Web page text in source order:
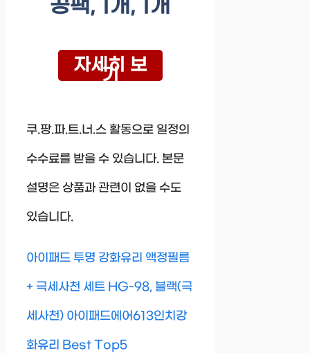
공팩, 1개, 1개
자세히 보
기
쿠.팡.파.트.너.스 활동으로 일정의
수수료를 받을 수 있습니다. 본문
설명은 상품과 관련이 없을 수도
있습니다.
아이패드 투명 강화유리 액정필름
+ 극세사천 세트 HG-98, 블랙(극
세사천) 아이패드에어613인치강
화유리 Best Top5